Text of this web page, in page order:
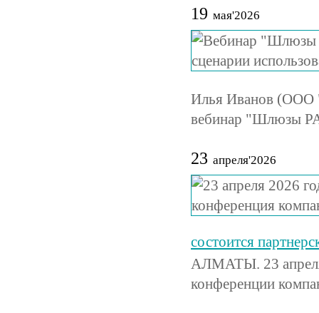
19 мая'2026
Илья Иванов (ООО
вебинар "Шлюзы
23 апреля'2026
состоится
АЛМАТЫ. 23 апреля
конференции